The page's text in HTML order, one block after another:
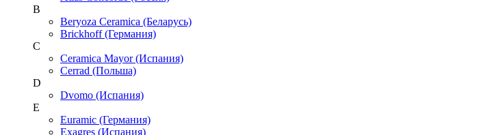
B
Beryoza Ceramica (Беларусь)
Brickhoff (Германия)
C
Ceramica Mayor (Испания)
Cerrad (Польша)
D
Dvomo (Испания)
E
Euramic (Германия)
Exagres (Испания)